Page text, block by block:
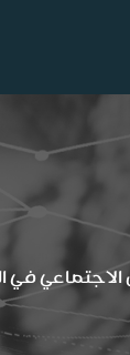
الاجتماعي في